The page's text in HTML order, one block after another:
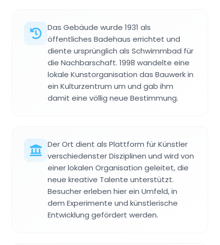
Das Gebäude wurde 1931 als
öffentliches Badehaus errichtet und
diente ursprünglich als Schwimmbad für
die Nachbarschaft. 1998 wandelte eine
lokale Kunstorganisation das Bauwerk in
ein Kulturzentrum um und gab ihm
damit eine völlig neue Bestimmung.
Der Ort dient als Plattform für Künstler
verschiedenster Disziplinen und wird von
einer lokalen Organisation geleitet, die
neue kreative Talente unterstützt.
Besucher erleben hier ein Umfeld, in
dem Experimente und künstlerische
Entwicklung gefördert werden.